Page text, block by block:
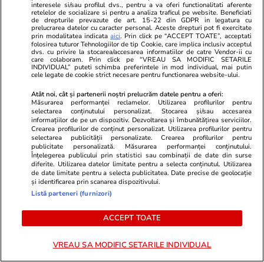
Cum se face cafeaua la presa
franceză – cum funcționează și
care sunt avantajele
Lifestyle 07 aug.
Cum blochezi căldura de la
geamuri vara. Soluții simple și
ieftine
interesele si/sau profilul dvs., pentru a va oferi functionalitati aferente
retelelor de socializare si pentru a analiza traficul pe website. Beneficiati
de drepturile prevazute de art. 15-22 din GDPR in legatura cu
prelucrarea datelor cu caracter personal. Aceste drepturi pot fi exercitate
prin modalitatea indicataaici. Prin click pe “ACCEPT TOATE”, acceptati
folosirea tuturor Tehnologiilor de tip Cookie, care implica inclusiv acceptul
dvs. cu privire la stocarea/accesarea informatiilor de catre Vendor-ii cu
care colaboram. Prin click pe “VREAU SA MODIFIC SETARILE
INDIVIDUAL” puteti schimba preferintele in mod individual, mai putin
cele legate de cookie strict necesare pentru functionarea website-ului.
Atât noi, cât și partenerii noștri prelucrăm datele pentru a oferi:
Măsurarea performanței reclamelor. Utilizarea profilurilor pentru
selectarea conținutului personalizat. Stocarea și/sau accesarea
informațiilor de pe un dispozitiv. Dezvoltarea și îmbunătățirea serviciilor.
Crearea profilurilor de conținut personalizat. Utilizarea profilurilor pentru
selectarea publicității personalizate. Crearea profilurilor pentru
publicitate personalizată. Măsurarea performanței conținutului.
Înțelegerea publicului prin statistici sau combinații de date din surse
diferite. Utilizarea datelor limitate pentru a selecta conținutul. Utilizarea
de date limitate pentru a selecta publicitatea. Date precise de geolocație
și identificarea prin scanarea dispozitivului.
Listă parteneri (furnizori)
ACCEPT TOATE
VREAU SA MODIFIC SETARILE INDIVIDUAL